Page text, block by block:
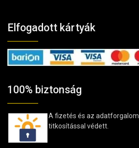
Elfogadott kártyák
100% biztonság
A fizetés és az adatforgalom
titkosítással védett.